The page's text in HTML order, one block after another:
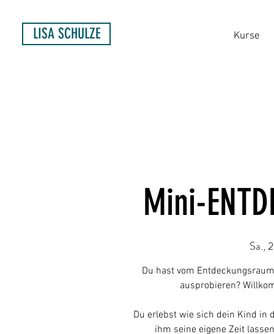
Kurse
LISA SCHULZE
Mini-
Sa.,
Du hast vom
ausprobieren?
Du erlebst wie sich dein Kind in
ihm seine eigene Zeit